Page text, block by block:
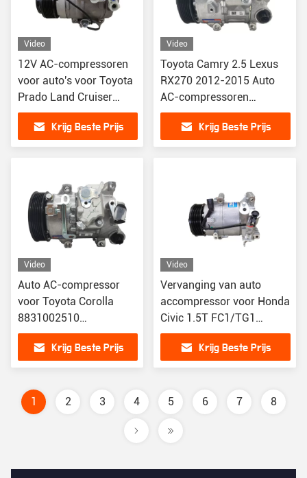
Video
12V AC-compressoren
voor auto's voor Toyota
Prado Land Cruiser
TRJ150 GRJ150 7GR
88320-60A01
Krijg Beste Prijs
Video
Toyota Camry 2.5 Lexus
RX270 2012-2015 Auto
AC-compressoren
447280-6290 88310-
0R010 447260-2890
Krijg Beste Prijs
Video
Auto AC-compressor
voor Toyota Corolla
8831002510
883101A660 CO11210C
Krijg Beste Prijs
Video
Vervanging van auto
accompressor voor Honda
Civic 1.5T FC1/TG1
388105AAA03
388105BAA01Krijg Beste Prijs
1 2 3 4 5 6 7 8